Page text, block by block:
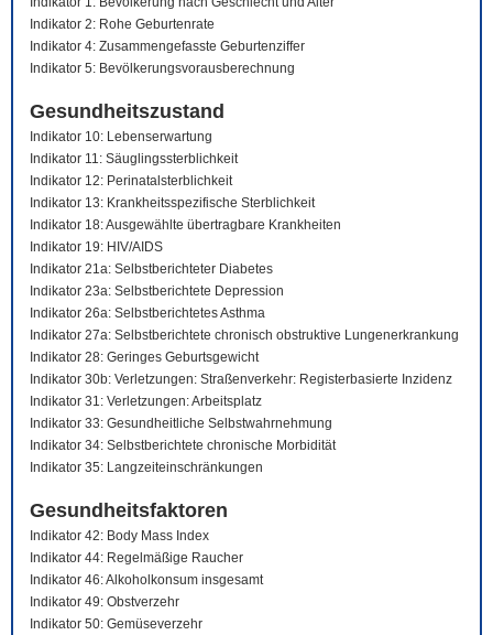
Indikator 2: Rohe Geburtenrate
Indikator 4: Zusammengefasste Geburtenziffer
Indikator 5: Bevölkerungsvorausberechnung
Gesundheitszustand
Indikator 10: Lebenserwartung
Indikator 11: Säuglingssterblichkeit
Indikator 12: Perinatalsterblichkeit
Indikator 13: Krankheitsspezifische Sterblichkeit
Indikator 18: Ausgewählte übertragbare Krankheiten
Indikator 19: HIV/AIDS
Indikator 21a: Selbstberichteter Diabetes
Indikator 23a: Selbstberichtete Depression
Indikator 26a: Selbstberichtetes Asthma
Indikator 27a: Selbstberichtete chronisch obstruktive Lungenerkrankung
Indikator 28: Geringes Geburtsgewicht
Indikator 30b: Verletzungen: Straßenverkehr: Registerbasierte Inzidenz
Indikator 31: Verletzungen: Arbeitsplatz
Indikator 33: Gesundheitliche Selbstwahrnehmung
Indikator 34: Selbstberichtete chronische Morbidität
Indikator 35: Langzeiteinschränkungen
Gesundheitsfaktoren
Indikator 42: Body Mass Index
Indikator 44: Regelmäßige Raucher
Indikator 46: Alkoholkonsum insgesamt
Indikator 49: Obstverzehr
Indikator 50: Gemüseverzehr